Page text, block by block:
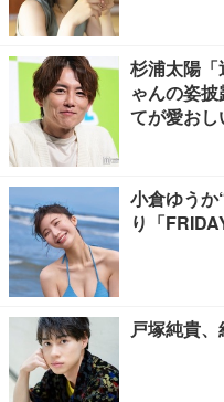
杉浦太陽
ゃんの姿
てが愛お
小倉ゆう
り「
戸塚純貴